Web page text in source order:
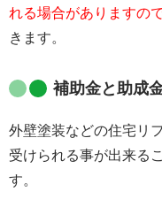
れる場合がありますの
きます。
補助金と助成
外壁塗装などの住宅リ
受けられる事が出来る
す。